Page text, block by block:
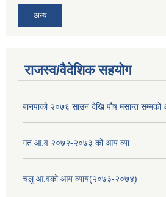
अन्य
राजस्व/वैदेशिक सहयोग
बानपाको २०७६ साउन देखि पौष मसान्त सम्मको
गत आ.व २०७२-२०७३ को आय व्या
चलु आ.वको आय व्याय(२०७३-२०७४)